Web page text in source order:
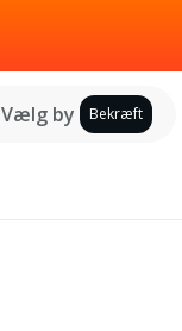
Vælg by Bekræft